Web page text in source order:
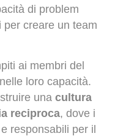
di problem
creare un team
ai membri del
loro capacità.
una cultura
reciproca, dove i
responsabili per il